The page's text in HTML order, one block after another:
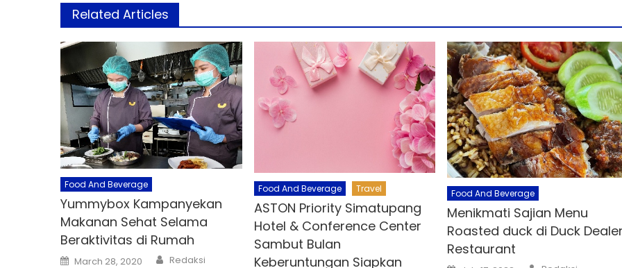
Related Articles
Food And Beverage
Yummybox Kampanyekan
Makanan Sehat Selama
Beraktivitas di Rumah
Posted
March 28, 2020 Author
Redaksi
Food And Beverage Travel
ASTON Priority Simatupang
Hotel & Conference Center
Sambut Bulan
Keberuntungan Siapkan
Food And Beverage
Menikmati Sajian Menu
Roasted duck di Duck
Restaurant